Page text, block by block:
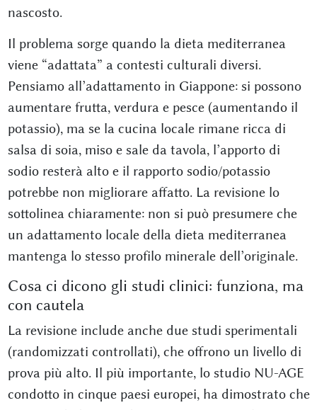
nascosto.
Il problema sorge quando la dieta mediterranea
viene “adattata” a contesti culturali diversi.
Pensiamo all’adattamento in Giappone: si possono
aumentare frutta, verdura e pesce (aumentando il
potassio), ma se la cucina locale rimane ricca di
salsa di soia, miso e sale da tavola, l’apporto di
sodio resterà alto e il rapporto sodio/potassio
potrebbe non migliorare affatto. La revisione lo
sottolinea chiaramente: non si può presumere che
un adattamento locale della dieta mediterranea
mantenga lo stesso profilo minerale dell’originale.
Cosa ci dicono gli studi clinici: funziona, ma
con cautela
La revisione include anche due studi sperimentali
(randomizzati controllati), che offrono un livello di
prova più alto. Il più importante, lo studio NU-AGE
condotto in cinque paesi europei, ha dimostrato che